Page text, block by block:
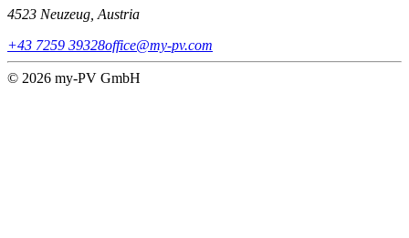
4523 Neuzeug, Austria
+43 7259 39328office@my-pv.com
© 2026 my-PV GmbH